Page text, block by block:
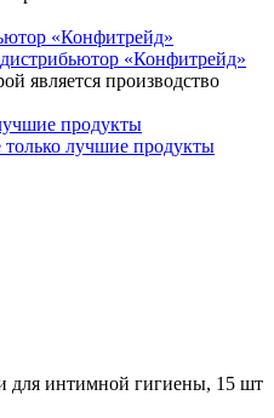
«Конфитрейд»
является производство
лучшие продукты
для интимной гигиены, 15 шт